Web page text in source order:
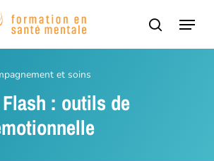
des cookies Menu
et soins
: outils de